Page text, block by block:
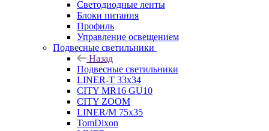
Светодиодные ленты
Блоки питания
Профиль
Управление освещением
Подвесные светильники
Назад
Подвесные светильники
LINER-T 33x34
CITY MR16 GU10
CITY ZOOM
LINER/M 75х35
TomDixon